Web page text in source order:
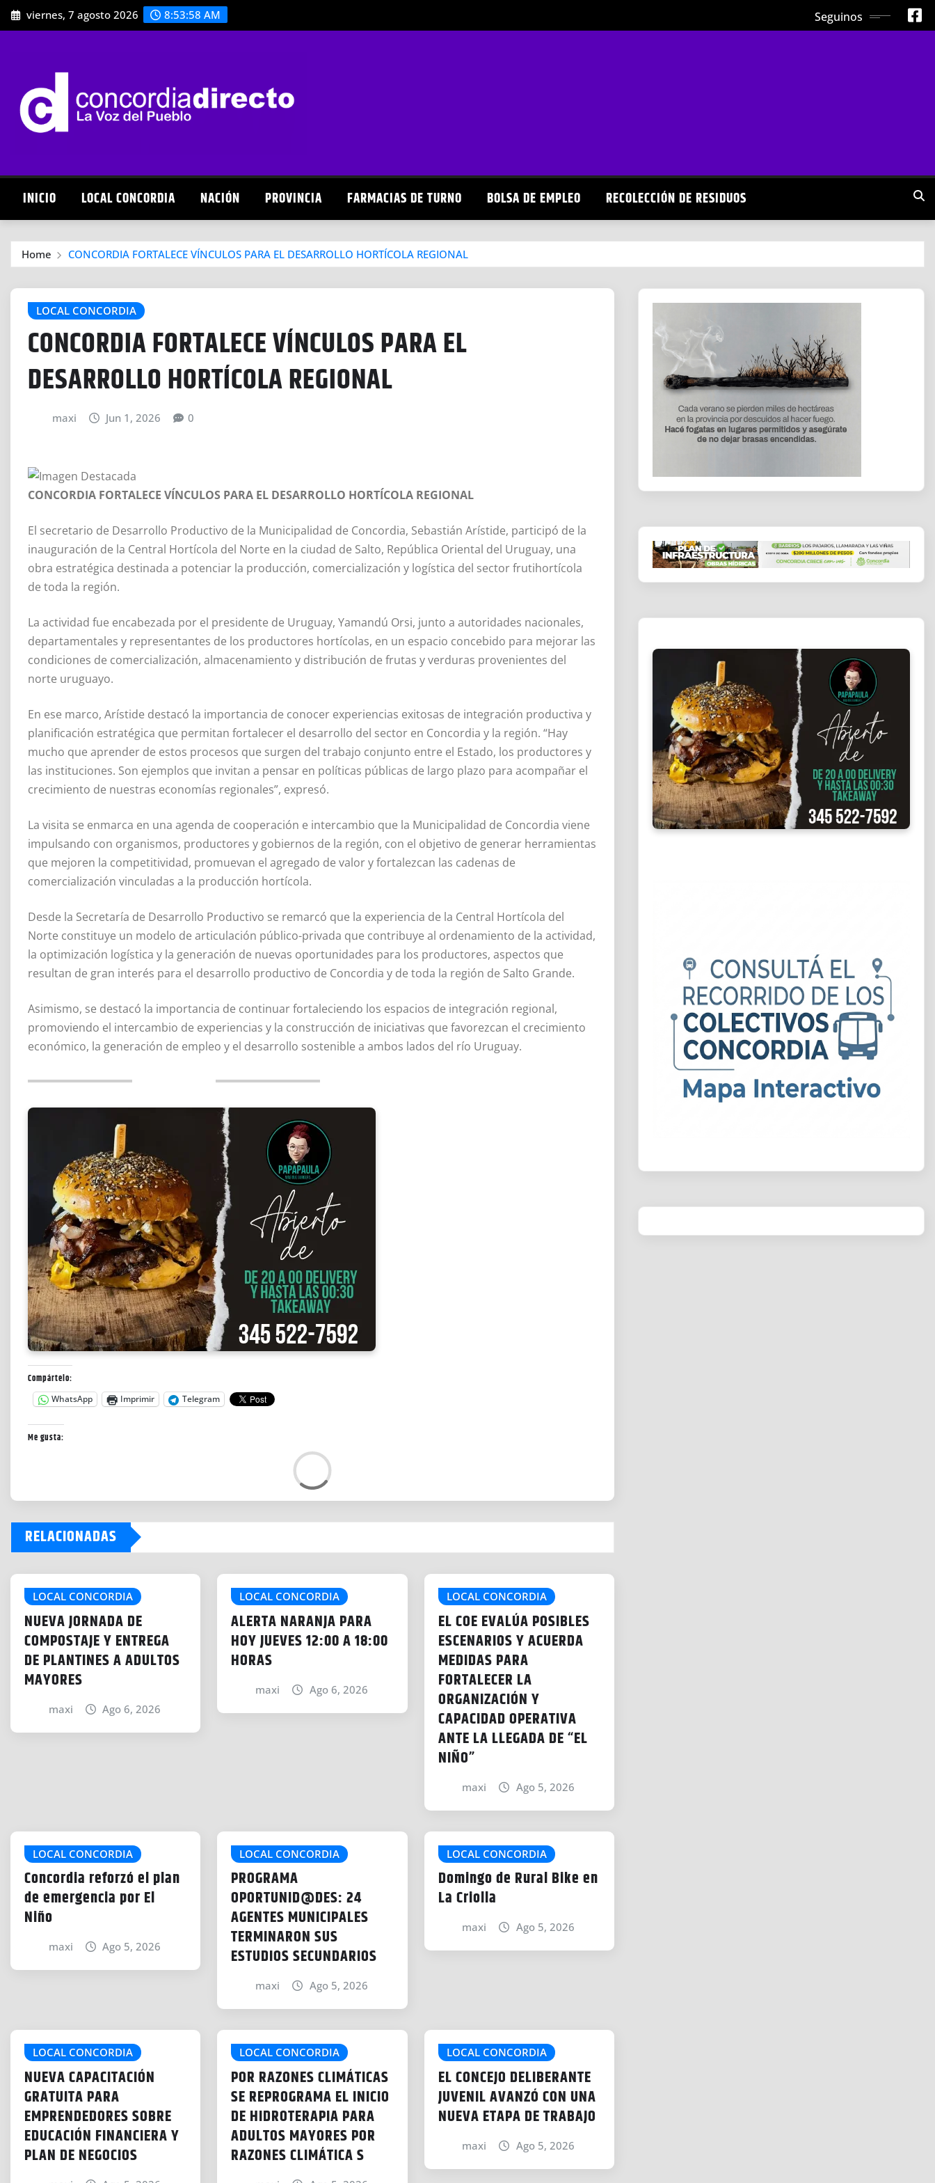
Skip
to
viernes, 7 agosto 2026 8:53:59 AM Seguinos
INICIO LOCAL CONCORDIA NACIÓN PROVINCIA FARMACIAS DE TURNO BOLSA DE EMPLEO RECOLECCIÓN DE RESIDUOS
Home CONCORDIA FORTALECE VÍNCULOS PARA EL DESARROLLO HORTÍCOLA REGIONAL
LOCAL CONCORDIA
CONCORDIA FORTALECE VÍNCULOS PARA EL
DESARROLLO HORTÍCOLA REGIONAL
maxi Jun 1, 2026 0
CONCORDIA FORTALECE VÍNCULOS PARA EL DESARROLLO HORTÍCOLA REGIONAL
El secretario de Desarrollo Productivo de la Municipalidad de Concordia, Sebastián Arístide, participó de la
inauguración de la Central Hortícola del Norte en la ciudad de Salto, República Oriental del Uruguay, una
obra estratégica destinada a potenciar la producción, comercialización y logística del sector frutihortícola
de toda la región.
La actividad fue encabezada por el presidente de Uruguay, Yamandú Orsi, junto a autoridades nacionales,
departamentales y representantes de los productores hortícolas, en un espacio concebido para mejorar las
condiciones de comercialización, almacenamiento y distribución de frutas y verduras provenientes del
norte uruguayo.
En ese marco, Arístide destacó la importancia de conocer experiencias exitosas de integración productiva y
planificación estratégica que permitan fortalecer el desarrollo del sector en Concordia y la región. “Hay
mucho que aprender de estos procesos que surgen del trabajo conjunto entre el Estado, los productores y
las instituciones. Son ejemplos que invitan a pensar en políticas públicas de largo plazo para acompañar el
crecimiento de nuestras economías regionales”, expresó.
La visita se enmarca en una agenda de cooperación e intercambio que la Municipalidad de Concordia viene
impulsando con organismos, productores y gobiernos de la región, con el objetivo de generar herramientas
que mejoren la competitividad, promuevan el agregado de valor y fortalezcan las cadenas de
comercialización vinculadas a la producción hortícola.
Desde la Secretaría de Desarrollo Productivo se remarcó que la experiencia de la Central Hortícola del
Norte constituye un modelo de articulación público-privada que contribuye al ordenamiento de la actividad,
la optimización logística y la generación de nuevas oportunidades para los productores, aspectos que
resultan de gran interés para el desarrollo productivo de Concordia y de toda la región de Salto Grande.
Asimismo, se destacó la importancia de continuar fortaleciendo los espacios de integración regional,
promoviendo el intercambio de experiencias y la construcción de iniciativas que favorezcan el crecimiento
económico, la generación de empleo y el desarrollo sostenible a ambos lados del río Uruguay.
Compártelo:
WhatsApp Imprimir Telegram
Me gusta:
r
a
n
d
o
.
.
.
RELACIONADAS
LOCAL CONCORDIA
NUEVA JORNADA DE
COMPOSTAJE Y ENTREGA
DE PLANTINES A ADULTOS
MAYORES
maxi Ago 6, 2026
LOCAL CONCORDIA
ALERTA NARANJA PARA
HOY JUEVES 12:00 A 18:00
HORAS
maxi Ago 6, 2026
LOCAL CONCORDIA
EL COE EVALÚA POSIBLES
ESCENARIOS Y ACUERDA
MEDIDAS PARA
FORTALECER LA
ORGANIZACIÓN Y
CAPACIDAD OPERATIVA
ANTE LA LLEGADA DE “EL
NIÑO”
maxi Ago 5, 2026
LOCAL CONCORDIA
Concordia reforzó el plan
de emergencia por El
Niño
maxi Ago 5, 2026
LOCAL CONCORDIA
PROGRAMA
OPORTUNID@DES: 24
AGENTES MUNICIPALES
TERMINARON SUS
ESTUDIOS SECUNDARIOS
maxi Ago 5, 2026
LOCAL CONCORDIA
Domingo de Rural Bike en
La Criolla
maxi Ago 5, 2026
LOCAL CONCORDIA
NUEVA CAPACITACIÓN
GRATUITA PARA
EMPRENDEDORES SOBRE
EDUCACIÓN FINANCIERA Y
PLAN DE NEGOCIOS
LOCAL CONCORDIA
POR RAZONES CLIMÁTICAS
SE REPROGRAMA EL INICIO
DE HIDROTERAPIA PARA
ADULTOS MAYORES POR
RAZONES CLIMÁTICA S
LOCAL CONCORDIA
EL CONCEJO DELIBERANTE
JUVENIL AVANZÓ CON UNA
NUEVA ETAPA DE TRABAJO
maxi Ago 5, 2026